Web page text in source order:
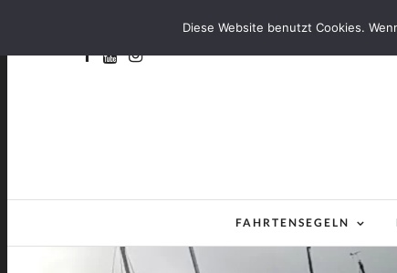
FAHRTENSEGELN
Diese Website benutzt Cookies.